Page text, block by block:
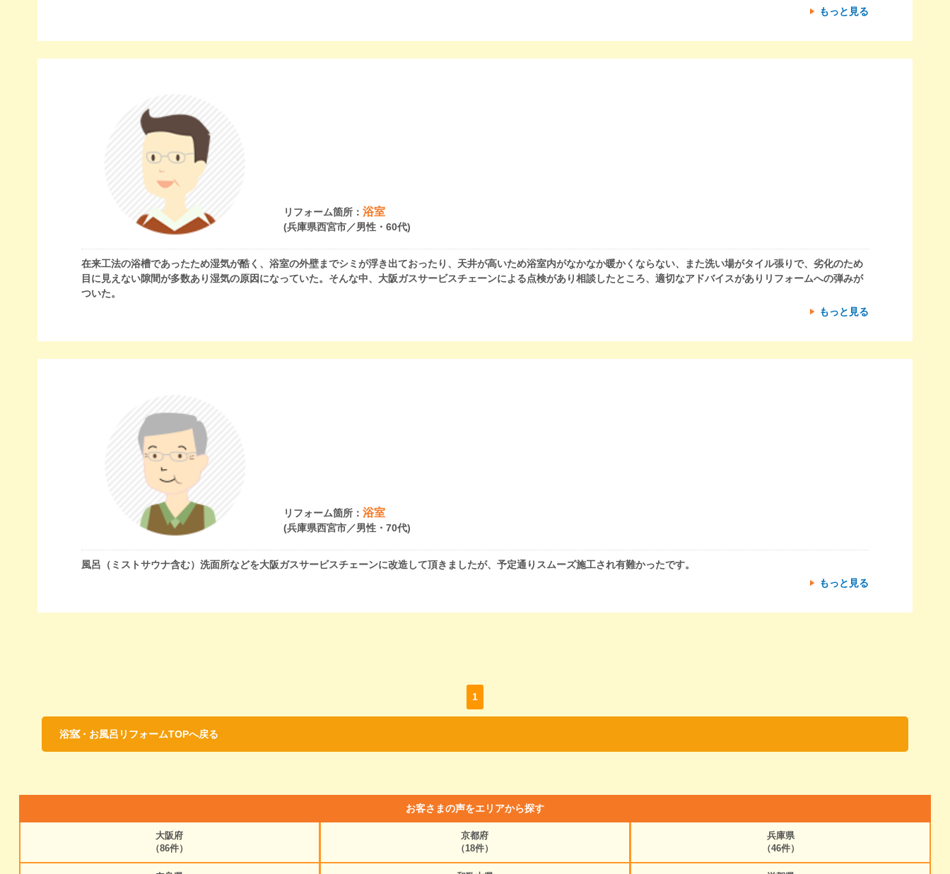
もっと見る
リフォーム箇所：浴室
(兵庫県西宮市／男性・60代)
在来工法の浴槽であったため湿気が酷く、浴室の外壁までシミが浮き出ておったり、天井が高いため浴室内がなかなか暖かくならない、また洗い場がタイル張りで、劣化のため
目に見えない隙間が多数あり湿気の原因になっていた。そんな中、大阪ガスサービスチェーンによる点検があり相談したところ、適切なアドバイスがありリフォームへの弾みが
ついた。
もっと見る
リフォーム箇所：浴室
(兵庫県西宮市／男性・70代)
風呂（ミストサウナ含む）洗面所などを大阪ガスサービスチェーンに改造して頂きましたが、予定通りスムーズ施工され有難かったです。
もっと見る
1
浴室・お風呂リフォームTOPへ戻る
お客さまの声をエリアから探す
大阪府
（86件）
京都府
（18件）
兵庫県
（46件）